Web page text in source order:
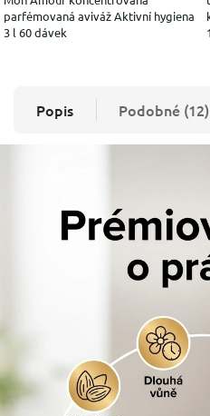
parfémovaná aviváž Aktivní hygiena
3 l 60 dávek
Popis Podobné (12)